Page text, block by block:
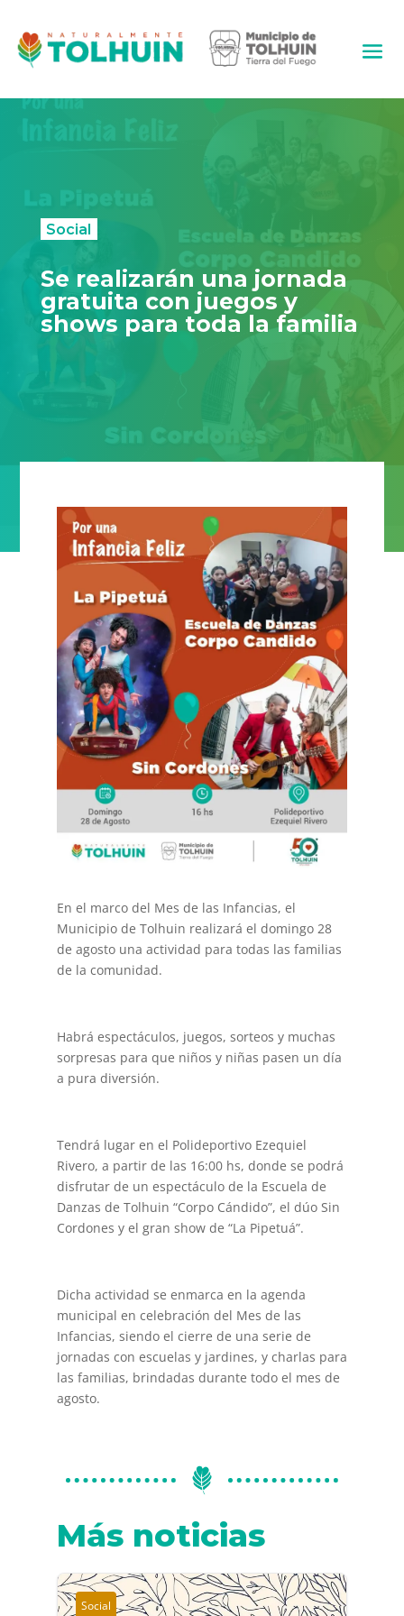
Social
Se realizarán una jornada
gratuita con juegos y
shows para toda la familia
En el marco del Mes de las Infancias, el
Municipio de Tolhuin realizará el domingo 28
de agosto una actividad para todas las familias
de la comunidad.
Habrá espectáculos, juegos, sorteos y muchas
sorpresas para que niños y niñas pasen un día
a pura diversión.
Tendrá lugar en el Polideportivo Ezequiel
Rivero, a partir de las 16:00 hs, donde se podrá
disfrutar de un espectáculo de la Escuela de
Danzas de Tolhuin “Corpo Cándido”, el dúo Sin
Cordones y el gran show de “La Pipetuá”.
Dicha actividad se enmarca en la agenda
municipal en celebración del Mes de las
Infancias, siendo el cierre de una serie de
jornadas con escuelas y jardines, y charlas para
las familias, brindadas durante todo el mes de
agosto.
Más noticias
Social